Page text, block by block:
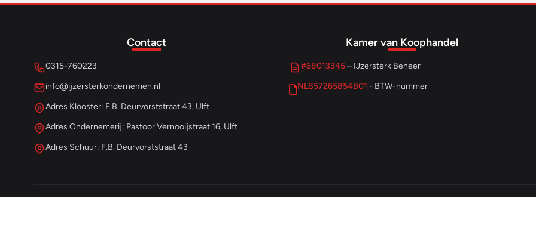
Contact
0315-760223
info@ijzersterkondernemen.nl
Adres Klooster: F.B. Deurvorststraat 43, Ulft
Adres Ondernemerij: Pastoor Vernooijstraat 16, Ulft
Adres Schuur: F.B. Deurvorststraat 43
Kamer van Koophandel
#68013345– IJzersterk Beheer
NL857265854B01 - BTW-nummer